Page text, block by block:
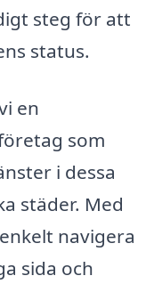
steg för att
status.
en
som
i dessa
städer. Med
navigera
sida och